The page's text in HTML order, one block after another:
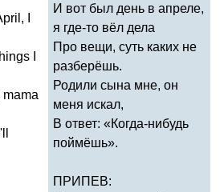
,
mama
И вот был день в апреле,
я где-то вёл дела
Про вещи, суть каких не
разберёшь.
Родили сына мне, он
меня искал,
В ответ: «Когда-нибудь
поймёшь».
ПРИПЕВ: